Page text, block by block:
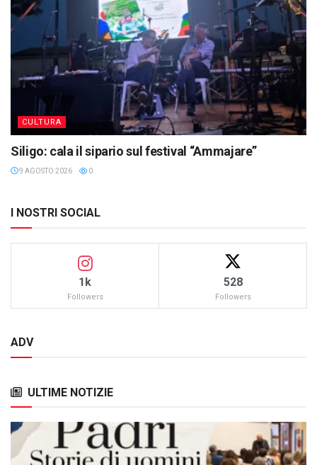
CULTURA
Siligo: cala il sipario sul festival “Ammajare”
9 AGOSTO 2026 0
I NOSTRI SOCIAL
1k
Followers
528
Followers
ADV
ULTIME NOTIZIE